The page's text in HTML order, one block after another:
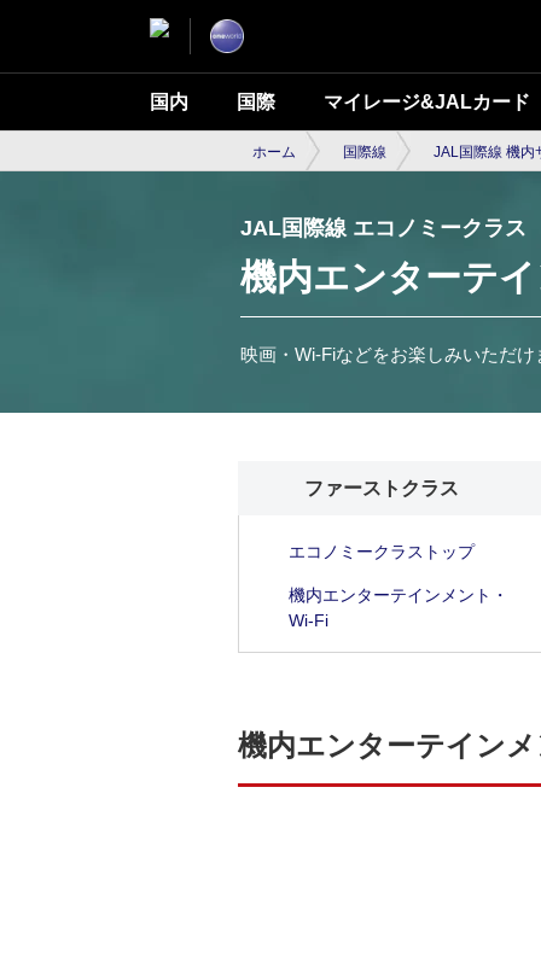
国内 国際 マイレージ&JALカード
ホーム 国際線 JAL国際線 機内
JAL国際線 エコノミークラス
機内エンターテ
映画・Wi-Fiなどをお楽しみいただけ
ファーストクラス
エコノミークラストップ
機内エンターテインメント・
Wi-Fi
機内エンターテインメ